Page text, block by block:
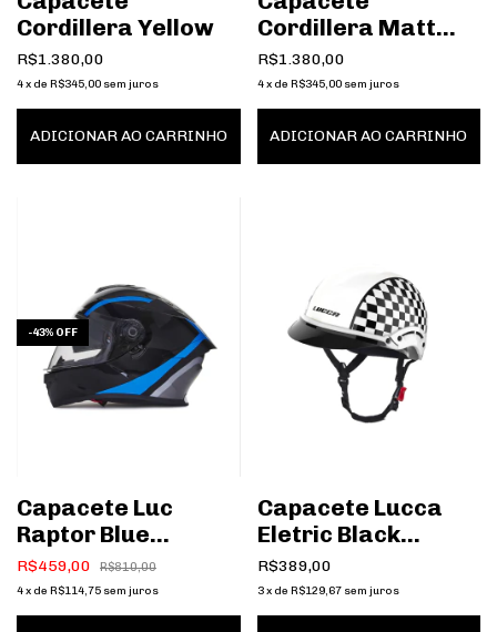
Cordillera Yellow
R$1.380,00
4x de R$345,00 sem juros
ADICIONAR AO CARRINHO
Cordillera Matt
Grey
R$1.380,00
4 x de R$345,00 sem juros
ADICIONAR AO CARRINHO
-43% OFF
Capacete Luc
Raptor Blue
Ice/Blue Grey
R$459,00 R$810,00
4x de R$114,75 sem juros
Capacete Lucca
Eletric Black
Checkered
R$389,00
3 x de R$129,67 sem juros